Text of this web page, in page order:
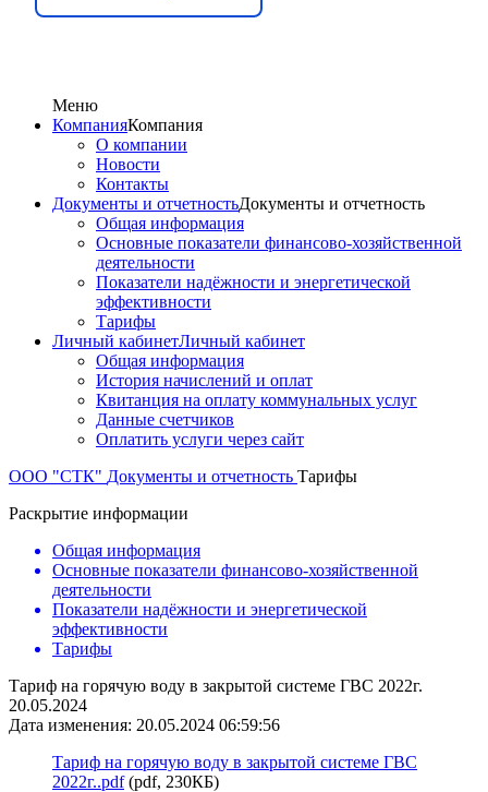
Меню
КомпанияКомпания
О компании
Новости
Контакты
Документы и отчетностьДокументы и отчетность
Общая информация
Основные показатели финансово-хозяйственной
деятельности
Показатели надёжности и энергетической
эффективности
Тарифы
Личный кабинетЛичный кабинет
Общая информация
История начислений и оплат
Квитанция на оплату коммунальных услуг
Данные счетчиков
Оплатить услуги через сайт
ООО "СТК" Документы и отчетность Тарифы
Раскрытие информации
Общая информация
Основные показатели финансово-хозяйственной
деятельности
Показатели надёжности и энергетической
эффективности
Тарифы
Тариф на горячую воду в закрытой системе ГВС 2022г.
20.05.2024
Дата изменения: 20.05.2024 06:59:56
Тариф на горячую воду в закрытой системе ГВС
2022г..pdf(pdf, 230КБ)